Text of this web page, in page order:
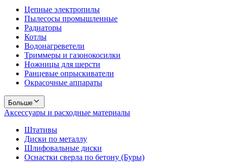
Цепные электропилы
Пылесосы промышленные
Радиаторы
Котлы
Водонагреветели
Триммеры и газонокосилки
Ножницы для шерсти
Ранцевые опрыскиватели
Окрасочные аппараты
Больше
Аксессуары и расходные материалы
Штативы
Диски по металлу
Шлифовальные диски
Оснастки сверла по бетону (Буры)